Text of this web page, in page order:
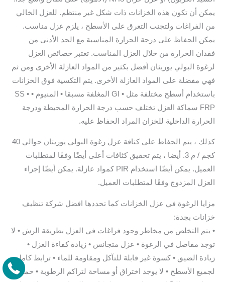
يمكن أن تكون هذه الخزانات ذات شكل غير منتظم. للعزل الخالي
من الفراغات ولتجنب التعرق على الأسطح ، يلزم عزل مناسب.
يمكن الحفاظ على درجة الحرارة المناسبة مع الحد الأدنى من
فقدان الحرارة من خلال العزل المناسب. تعتبر خصائص العزل
لرغوة البولي يوريثان أفضل بكثير من المواد العازلة الأخرى ومن ثم
فهي مفضلة على المواد العازلة الأخرى. يتم التكسية فوق الخزانات
باستخدام أسطح مختلفة مثل • GI المغلفة مسبقا • المنيوم • SS •
FRP سماكة العزل تختلف حسب درجة الحرارة المحيطة ودرجة
الحرارة الداخلية للخزان المراد الحفاظ عليه.
كذلك ، يتم الحفاظ على كثافة عزل رغوة البولي يوريثان حوالي 40
كجم / م 3. أيضا ، يتم تحقيق كثافات أعلى أيضًا وفقًا لمتطلبات
العميل. يمكن أيضًا استخدام PIR كمواد عازلة. يمكن أيضًا إجراء
العزل المزدوج وفقًا لمتطلبات العميل.
مزايا الرغوة في عزل الخزانات كما تحددها افضل شركة تنظيف
خزانات بجدة:
• يتم التخلص من مخاطر وجود فراغات في العزل بطريقة الرش • لا
توجد مفاصل في الرغوة • عزل متجانس • زيادة كفاءة العزل •
زيادة الضيق • كسوة غير قابلة للتآكل ومقاومة للماء • ترابط كامل
لجميع الأسطح • لا يوجد اختراق أو مساحة لتراكم الرطوبة • حماية